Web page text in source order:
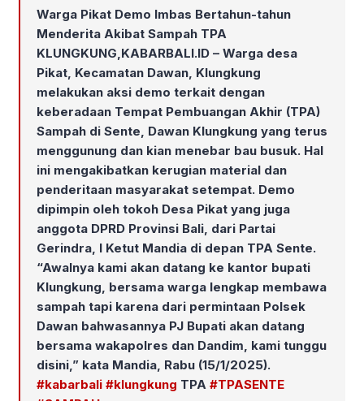
Warga Pikat Demo Imbas Bertahun-tahun
Menderita Akibat Sampah TPA
KLUNGKUNG,KABARBALI.ID – Warga desa
Pikat, Kecamatan Dawan, Klungkung
melakukan aksi demo terkait dengan
keberadaan Tempat Pembuangan Akhir (TPA)
Sampah di Sente, Dawan Klungkung yang terus
menggunung dan kian menebar bau busuk. Hal
ini mengakibatkan kerugian material dan
penderitaan masyarakat setempat. Demo
dipimpin oleh tokoh Desa Pikat yang juga
anggota DPRD Provinsi Bali, dari Partai
Gerindra, I Ketut Mandia di depan TPA Sente.
“Awalnya kami akan datang ke kantor bupati
Klungkung, bersama warga lengkap membawa
sampah tapi karena dari permintaan Polsek
Dawan bahwasannya PJ Bupati akan datang
bersama wakapolres dan Dandim, kami tunggu
disini,” kata Mandia, Rabu (15/1/2025).
#kabarbali #klungkung TPA #TPASENTE